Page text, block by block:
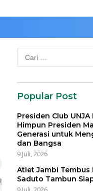
Cari
untuk:
Popular Post
Presiden Club
Himpun Presiden
Generasi untuk
dan Bangsa
9 Juli, 2026
Atlet Jambi Tembus
Saduto Tambun